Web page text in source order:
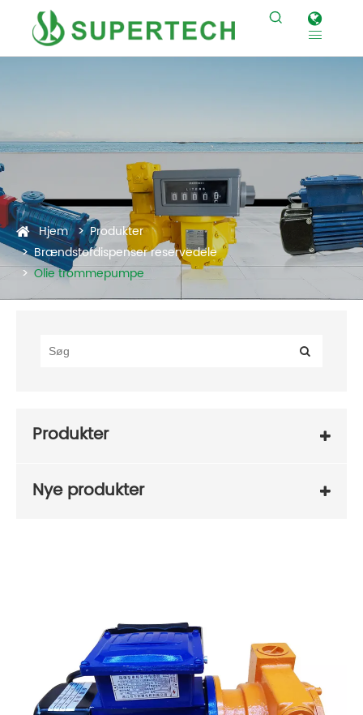


Hjem
Produkter
Brændstofdispenser reservedele
Olie trommepumpe
Produkter
Nye produkter